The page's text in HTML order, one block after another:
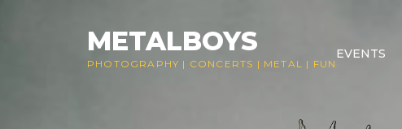
METALBOYS
PHOTOGRAPHY | CONCERTS | METAL | FUN
EVENTS